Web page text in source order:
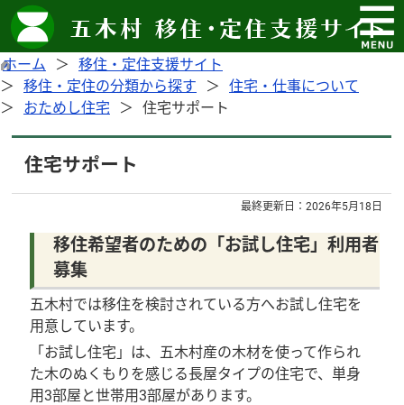
ホーム
移住・定住支援サイト
移住・定住の分類から探す
住宅・仕事について
おためし住宅
住宅サポート
住宅サポート
最終更新日：2026年5月18日
移住希望者のための「お試し住宅」利用者
募集
五木村では移住を検討されている方へお試し住宅を
用意しています。
「お試し住宅」は、五木村産の木材を使って作られ
た木のぬくもりを感じる長屋タイプの住宅で、単身
用3部屋と世帯用3部屋があります。